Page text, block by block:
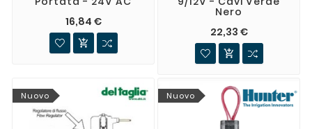
16,84 €

Nero
22,33 €

Nuovo Nuovo